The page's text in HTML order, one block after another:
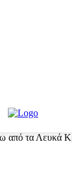
από τα Λευκά